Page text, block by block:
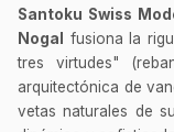
Santoku Swiss
Nogal fusiona la
tres virtudes"
arquitectónica de
vetas naturales de